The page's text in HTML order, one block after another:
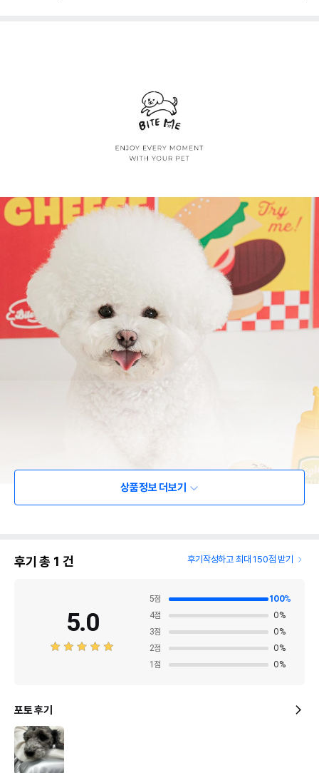
상품정보 더보기
후기 총 1 건 후기작성하고 최대 150점 받기
5.0
5점 100%
4점 0%
3점 0%
2점 0%
1 점 0%
포토 후기